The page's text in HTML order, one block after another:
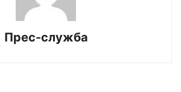
Прес-служба